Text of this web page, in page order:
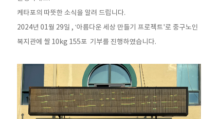
케타포의 따뜻한 소식을 알려 드립니다.
2024년 01월 29일 , ‘아름다운 세상 만들기 프로젝트'로 중구노인
복지관에 쌀 10kg 155포 기부를 진행하였습니다.